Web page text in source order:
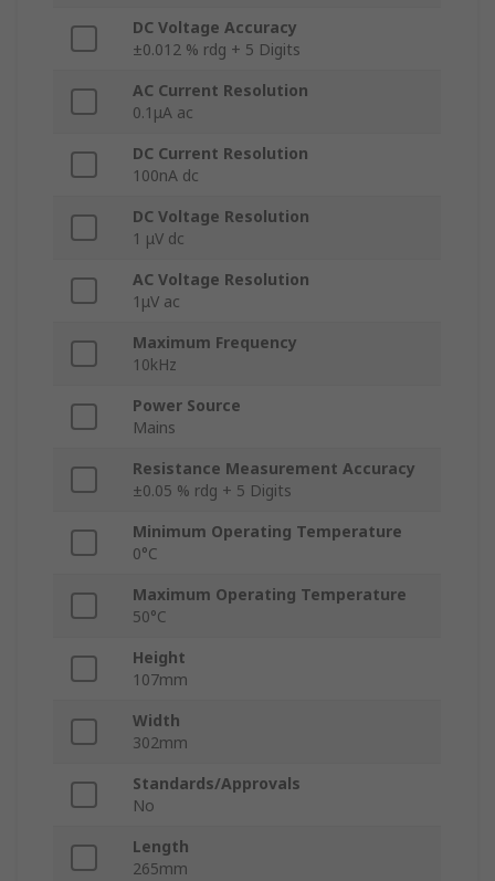
DC Voltage Accuracy
±0.012 % rdg + 5 Digits
AC Current Resolution
0.1μA ac
DC Current Resolution
100nA dc
DC Voltage Resolution
1 μV dc
AC Voltage Resolution
1μV ac
Maximum Frequency
10kHz
Power Source
Mains
Resistance Measurement Accuracy
±0.05 % rdg + 5 Digits
Minimum Operating Temperature
0°C
Maximum Operating Temperature
50°C
Height
107mm
Width
302mm
Standards/Approvals
No
Length
265mm